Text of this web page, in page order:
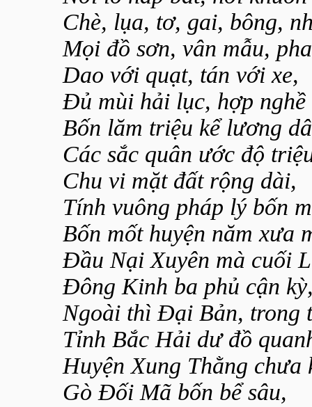
Chè, lụa, tơ, gai, bông,
Mọi đồ sơn, vân mẫu,
Dao với quạt, tán với xe,
Đủ mùi hải lục, hợp
Bốn lăm triệu kể lương
Các sắc quân ước độ
Chu vi mặt đất rộng dài,
Tính vuông pháp lý bốn
Bốn mốt huyện năm xưa
Đầu Nại Xuyên mà cuối
Đông Kinh ba phủ cận
Ngoài thì Đại Bản, trong
Tỉnh Bắc Hải dư đồ
Huyện Xung Thằng chưa
Gò Đối Mã bốn bể sâu,